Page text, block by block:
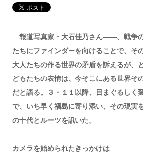
報道写真家・大石佳乃さん――、戦争
たちにファインダーを向けることで、そ
大人たちの作る世界の矛盾を訴えるが、
どもたちの表情は、今そこにある世界そ
だと語る。３・１１以降、目まぐるしく
で、いち早く福島に寄り添い、その現実
の十代とルーツを訊いた。
カメラを始められたきっかけは